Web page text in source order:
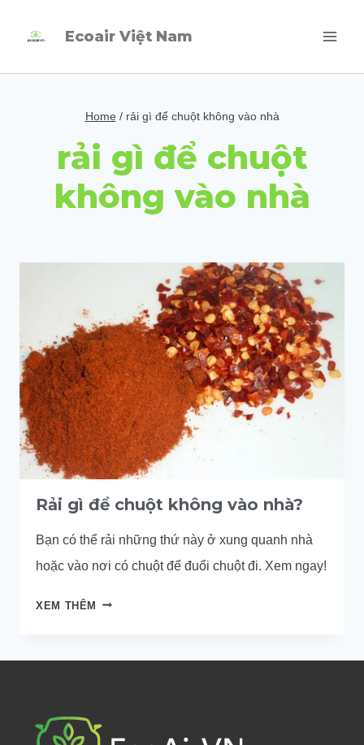
Ecoair Việt Nam
Home / rải gì để chuột không vào nhà
rải gì để chuột
không vào nhà
Rải gì để chuột không vào nhà?
Bạn có thể rải những thứ này ở xung quanh nhà
hoặc vào nơi có chuột để đuổi chuột đi. Xem ngay!
XEM THÊM RẢI
CHUỘT
NHÀ?